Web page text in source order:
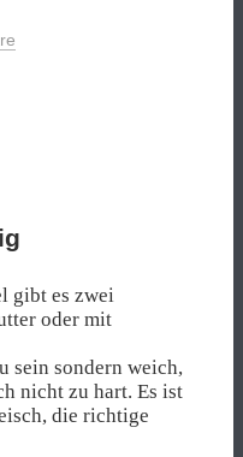
gibt es zwei
oder mit
sein sondern weich,
nicht zu hart. Es ist
die richtige